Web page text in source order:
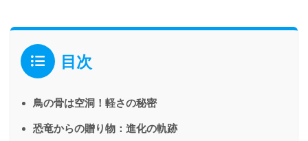
目次
鳥の骨は空洞！軽さの秘密
恐竜からの贈り物：進化の軌跡